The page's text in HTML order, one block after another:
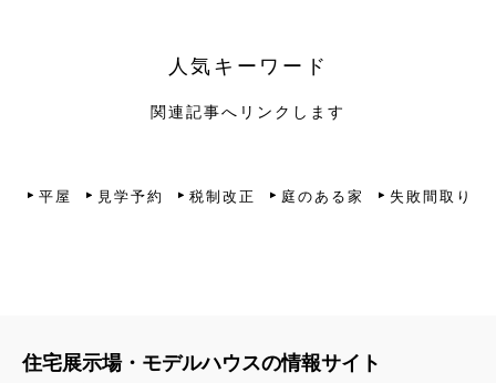
人気キーワード
関連記事へリンクします
平屋 見学予約 税制改正 庭のある家 失敗間取り
住宅展示場・モデルハウスの情報サイト